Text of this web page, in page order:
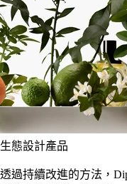
生態設計產品
透過持續改進的方法，